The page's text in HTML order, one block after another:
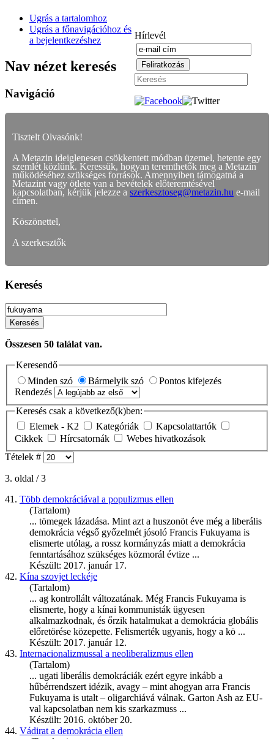
Hírlevél
Ugrás a tartalomhoz
Ugrás a főnavigációhoz és
a bejelentkezéshez
Nav nézet keresés
Navigáció
Tisztelt Olvasónk!
A Metazin ideiglenesen csökkentett módban üzemel, hetente egy
szemlét közlünk. Keressük, hogyan teremthetők meg a Metazin
működéséhez szükséges források. Amennyiben támogatná a
Metazint vagy ötlete van a bevételek előteremtésével
kapcsolatban, kérjük jelezze a szerkesztoseg@metazin.hu e-mail
címen.
Köszönettel,
A szerkesztők
Keresés
Keresés
Összesen 50 találat van.
Keresendő
Minden szó
Bármelyik szó
Pontos kifejezés
Rendezés
Keresés csak a következő(k)ben:
Elemek - K2
Kategóriák
Kapcsolattartók
Cikkek
Hírcsatornák
Webes hivatkozások
Tételek #
3. oldal / 3
41. Több demokráciával a populizmus ellen
(Tartalom)
... tömegek lázadása. Mint azt a huszonöt éve még a liberális
demokrácia végső győzelmét jósoló Francis Fukuyama is
elismerte utólag, a rossz kormányzás miatt a demokrácia
fenntartásához szükséges közmorál évtize ...
Készült: 2017. január 17.
42. Kína szovjet leckéje
(Tartalom)
... ag kontrollált változatának. Még Francis Fukuyama is
elismerte, hogy a kínai kommunisták ügyesen
alkalmazkodnak, és őrzik hatalmukat a demokrácia globális
előretörése közepette. Felismerték ugyanis, hogy a kö ...
Készült: 2017. január 12.
43. Internacionalizmussal a neoliberalizmus ellen
(Tartalom)
... ugati liberális demokráciák ezért egyre inkább a
hűbérrendszert idézik, avagy – mint ahogyan arra Francis
Fukuyama is utalt – oligarchiává válnak. Garton Ash az EU-
val kapcsolatban nem kis szarkazmuss ...
Készült: 2016. október 20.
44. Vádirat a demokrácia ellen